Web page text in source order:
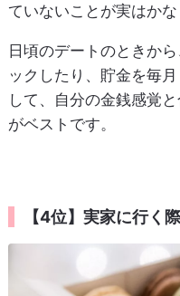
ていないことが実はかな
日頃のデートのときか
ックしたり、貯金を毎
して、自分の金銭感覚
がベストです。
【4位】実家に行く